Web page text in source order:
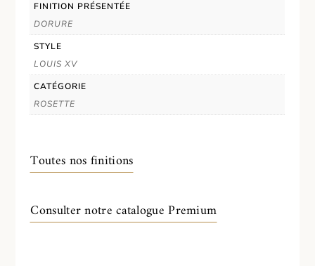
FINITION PRÉSENTÉE
DORURE
STYLE
LOUIS XV
CATÉGORIE
ROSETTE
Toutes nos finitions
Consulter notre catalogue Premium